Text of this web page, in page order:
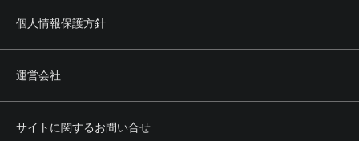
個人情報保護方針
運営会社
サイトに関するお問い合せ